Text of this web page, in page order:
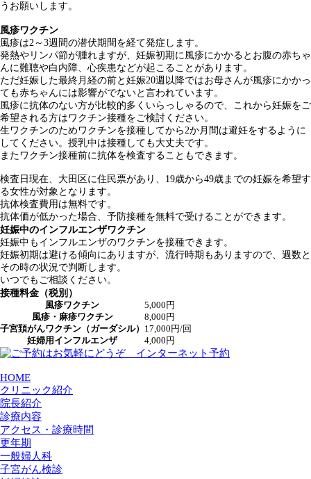
うお願いします。
風疹ワクチン
風疹は2～3週間の潜伏期間を経て発症します。
発熱やリンパ節が腫れますが、妊娠初期に風疹にかかるとお腹の赤ちゃ
んに難聴や白内障、心疾患などが起こることがあります。
ただ妊娠した最終月経の前と妊娠20週以降ではお母さんが風疹にかかっ
ても赤ちゃんには影響がでないと言われています。
風疹に抗体のない方が比較的多くいらっしゃるので、これから妊娠をご
希望される方はワクチン接種をご検討ください。
生ワクチンのためワクチンを接種してから2か月間は避妊をするように
してください。授乳中は接種しても大丈夫です。
またワクチン接種前に抗体を検査することもできます。
検査日現在、大田区に住民票があり、19歳から49歳までの妊娠を希望す
る女性が対象となります。
抗体検査費用は無料です。
抗体価が低かった場合、予防接種を無料で受けることができます。
妊娠中のインフルエンザワクチン
妊娠中もインフルエンザのワクチンを接種できます。
妊娠初期は避ける傾向にありますが、流行時期もありますので、週数と
その時の状況で判断します。
いつでもご相談ください。
接種料金（税別）
風疹ワクチン
5,000円
風疹・麻疹ワクチン
8,000円
子宮頚がんワクチン（ガーダシル） 17,000円/回
妊婦用インフルエンザ
4,000円
HOME
クリニック紹介
院長紹介
診療内容
アクセス・診療時間
更年期
一般婦人科
子宮がん検診